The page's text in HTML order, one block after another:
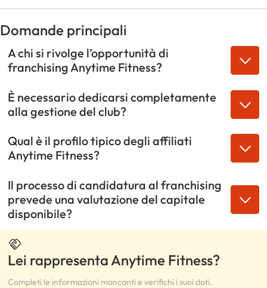
approccio consente di mantenere uno standard
uniforme di servizio all’interno del sistema globale
del brand.
Domande principali
A chi si rivolge l’opportunità di
franchising Anytime Fitness?
È necessario dedicarsi completamente
alla gestione del club?
Qual è il profilo tipico degli affiliati
Anytime Fitness?
Il processo di candidatura al franchising
prevede una valutazione del capitale
disponibile?
Lei rappresenta Anytime Fitness?
Completi le informazioni mancanti e verifichi i suoi dati.